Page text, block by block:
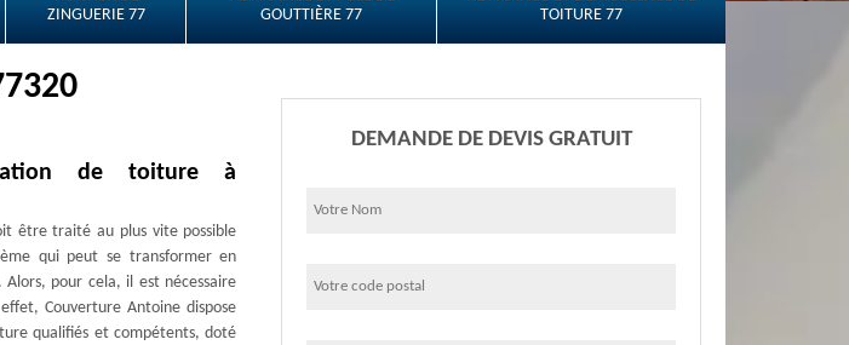
ZINGUERIE 77
GOUTTIÈRE 77
TOITURE 77
de toiture à
être traité au plus vite possible
qui peut se transformer en
pour cela, il est nécessaire
Couverture Antoine dispose
qualifiés et compétents, doté
DEMANDE DE DEVIS GRATUIT